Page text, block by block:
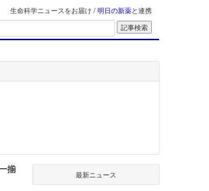
生命科学ニュースをお届け / 明日の新薬と連携
揃 最新ニュース